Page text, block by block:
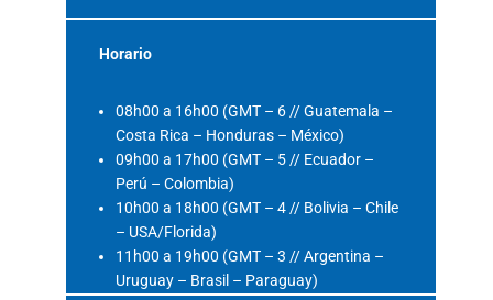
Horario
08h00 a 16h00 (GMT – 6 // Guatemala –
Costa Rica – Honduras – México)
09h00 a 17h00 (GMT – 5 // Ecuador –
Perú – Colombia)
10h00 a 18h00 (GMT – 4 // Bolivia – Chile
– USA/Florida)
11h00 a 19h00 (GMT – 3 // Argentina –
Uruguay – Brasil – Paraguay)